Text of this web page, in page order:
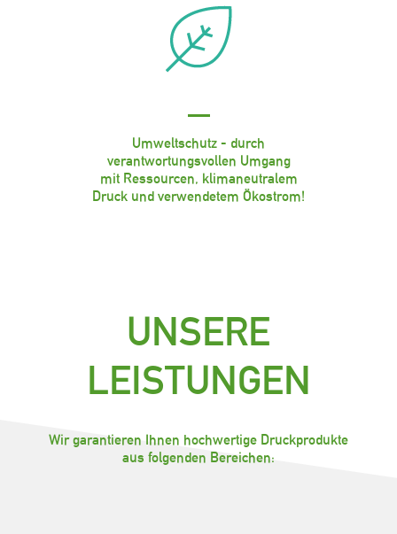
Umweltschutz - durch
verantwortungsvollen Umgang
mit Ressourcen, klimaneutralem
Druck und verwendetem Ökostrom!
UNSERE
LEISTUNGEN
Wir garantieren Ihnen hochwertige Druckprodukte
aus folgenden Bereichen: